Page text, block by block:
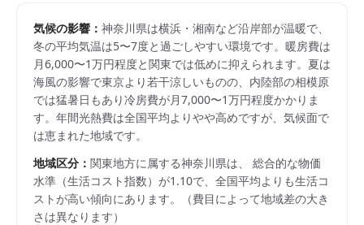
気候の影響： 神奈川県は横浜・湘南など沿岸部が温暖で、
冬の平均気温は5〜7度と過ごしやすい環境です。暖房費は
月6,000〜1万円程度と関東では低めに抑えられます。夏は
海風の影響で東京より若干涼しいものの、内陸部の相模原
では猛暑日もあり冷房費が月7,000〜1万円程度かかりま
す。年間光熱費は全国平均よりやや高めですが、気候面で
は恵まれた地域です。
地域区分： 関東地方に属する神奈川県は、 総合的な物価
水準（生活コスト指数）が1.10で、 全国平均よりも生活コ
ストが高い傾向にあります。
（費目によって地域差の大き
さは異なります）